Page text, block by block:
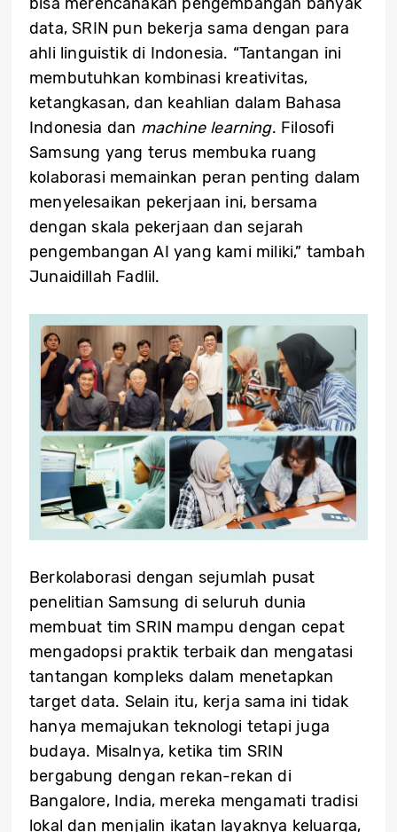
data, SRIN pun bekerja sama dengan para
ahli linguistik di Indonesia. “Tantangan ini
membutuhkan kombinasi kreativitas,
ketangkasan, dan keahlian dalam Bahasa
Indonesia dan machine learning. Filosofi
Samsung yang terus membuka ruang
kolaborasi memainkan peran penting dalam
menyelesaikan pekerjaan ini, bersama
dengan skala pekerjaan dan sejarah
pengembangan AI yang kami miliki,” tambah
Junaidillah Fadlil.
Berkolaborasi dengan sejumlah pusat
penelitian Samsung di seluruh dunia
membuat tim SRIN mampu dengan cepat
mengadopsi praktik terbaik dan mengatasi
tantangan kompleks dalam menetapkan
target data. Selain itu, kerja sama ini tidak
hanya memajukan teknologi tetapi juga
budaya. Misalnya, ketika tim SRIN
bergabung dengan rekan-rekan di
Bangalore, India, mereka mengamati tradisi
lokal dan menjalin ikatan layaknya keluarga,